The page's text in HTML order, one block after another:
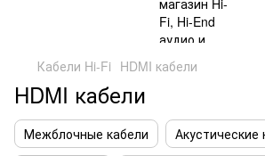
Кабели Hi-Fi HDMI кабели
HDMI кабели
Межблочные кабели
Акустические